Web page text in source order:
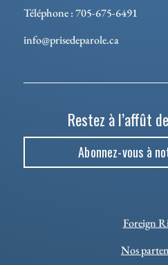
Téléphone : 705-675-6491
info@prisedeparole.ca
Restez à l’affût
Abonnez-vous à
Foreign
Nos